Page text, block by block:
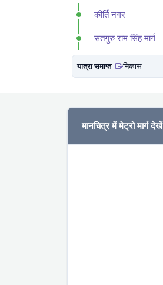
कीर्ति नगर
सतगुरु राम सिंह मार्ग
यात्रा समाप्त निकास
मानचित्र में मेट्रो मार्ग देखें